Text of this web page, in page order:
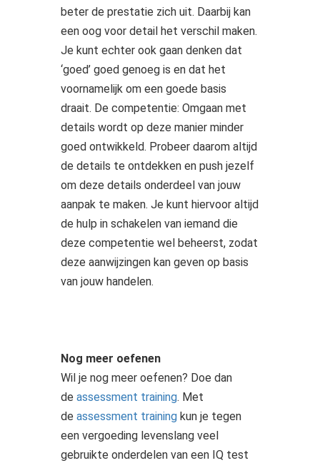
beter de prestatie zich uit. Daarbij kan
een oog voor detail het verschil maken.
Je kunt echter ook gaan denken dat
‘goed’ goed genoeg is en dat het
voornamelijk om een goede basis
draait. De competentie: Omgaan met
details wordt op deze manier minder
goed ontwikkeld. Probeer daarom altijd
de details te ontdekken en push jezelf
om deze details onderdeel van jouw
aanpak te maken. Je kunt hiervoor altijd
de hulp in schakelen van iemand die
deze competentie wel beheerst, zodat
deze aanwijzingen kan geven op basis
van jouw handelen.
Nog meer oefenen
Wil je nog meer oefenen? Doe dan
de assessment training. Met
de assessment training kun je tegen
een vergoeding levenslang veel
gebruikte onderdelen van een IQ test